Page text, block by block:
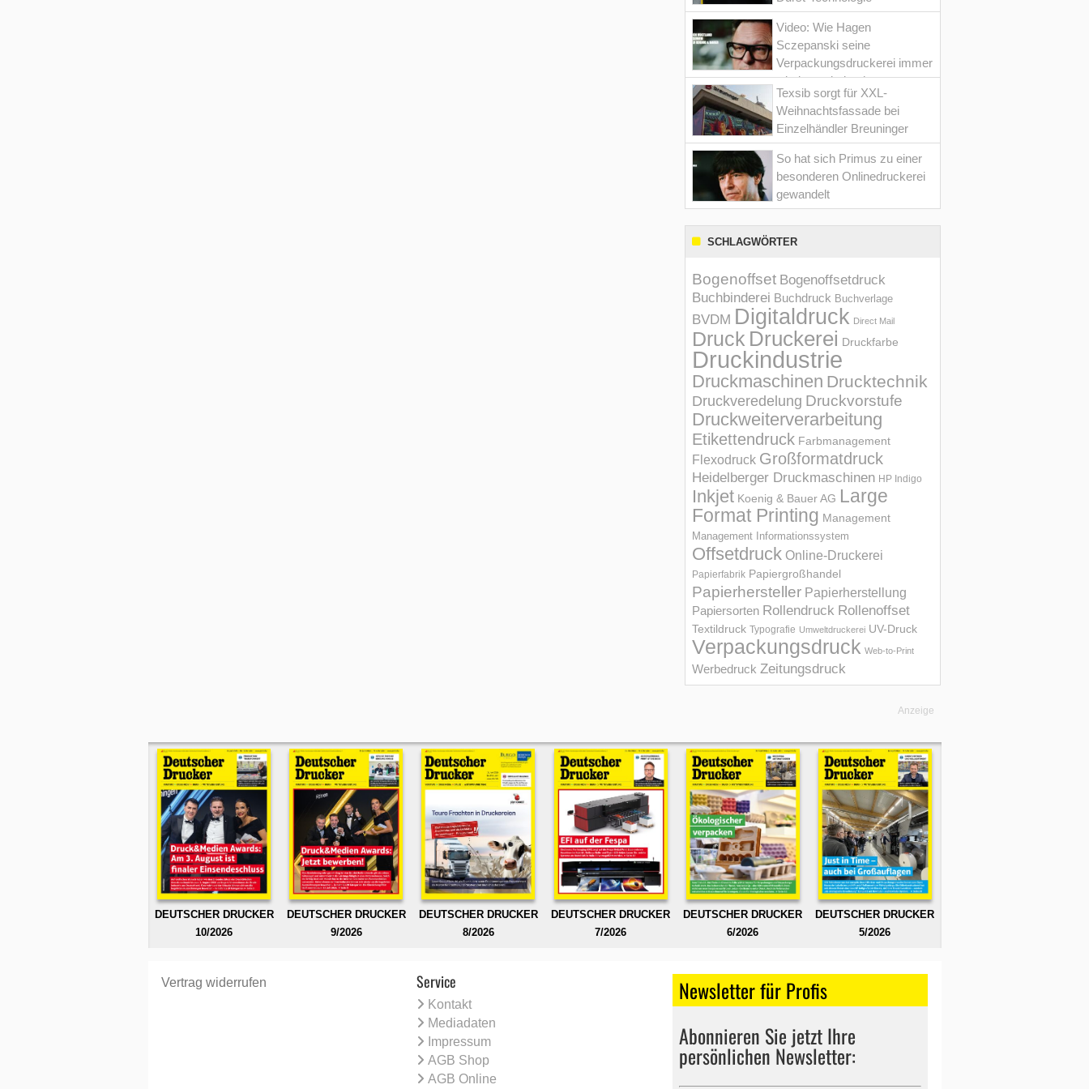
Video: Wie Hagen
Sczepanski seine
Verpackungsdruckerei immer
wieder optimiert hat
Texsib sorgt für XXL-
Weihnachtsfassade bei
Einzelhändler Breuninger
So hat sich Primus zu einer
besonderen Onlinedruckerei
gewandelt
SCHLAGWÖRTER
Bogenoffset Bogenoffsetdruck
Buchbinderei Buchdruck Buchverlage
BVDM Digitaldruck Direct Mail
Druck Druckerei Druckfarbe
Druckindustrie
Druckmaschinen Drucktechnik
Druckveredelung Druckvorstufe
Druckweiterverarbeitung
Etikettendruck Farbmanagement
Flexodruck Großformatdruck
Heidelberger Druckmaschinen HP Indigo
Inkjet Koenig & Bauer AG Large
Format Printing Management
Management Informations­system
Offsetdruck Online-Druckerei
Papierfabrik Papiergroßhandel
Papierhersteller Papierherstellung
Papiersorten Rollendruck Rollenoffset
Textildruck Typografie Umweltdruckerei UV-Druck
Verpackungsdruck Web-to-Print
Werbedruck Zeitungsdruck
Anzeige
DEUTSCHER DRUCKER
10/2026
DEUTSCHER DRUCKER
9/2026
DEUTSCHER DRUCKER
8/2026
DEUTSCHER DRUCKER
7/2026
DEUTSCHER DRUCKER
6/2026
DEUTSCHER DRUCKER
5/2026
Vertrag widerrufen Service
Kontakt
Mediadaten
Impressum
AGB Shop
AGB Online
Newsletter für Profis
Abonnieren Sie jetzt Ihre
persönlichen Newsletter: